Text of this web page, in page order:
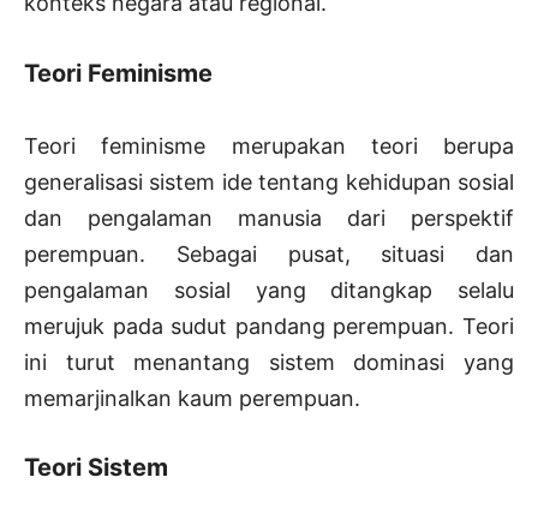
Teori Feminisme
Teori feminisme merupakan teori berupa
generalisasi sistem ide tentang kehidupan sosial
dan pengalaman manusia dari perspektif
perempuan. Sebagai pusat, situasi dan
pengalaman sosial yang ditangkap selalu
merujuk pada sudut pandang perempuan. Teori
ini turut menantang sistem dominasi yang
memarjinalkan kaum perempuan.
Teori Sistem